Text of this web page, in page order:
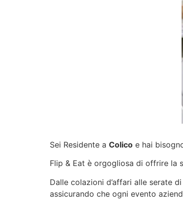
Sei Residente a Colico e hai
Flip & Eat è orgogliosa di offrire la
Dalle colazioni d’affari alle serate
assicurando che ogni evento